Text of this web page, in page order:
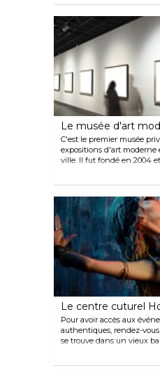
se trouve au sommet
Bosphore.
Le musée d'art
C'est le premier musée
expositions d'art moderne
ville. Il fut fondé en 2004
entrepôt près du port. Le
se trouve à l'étage
galerie photo temporaire
Le centre cuturel
Pour avoir accès aux
authentiques, rendez-
se trouve dans un vieux
a plus de 500 ans). Il